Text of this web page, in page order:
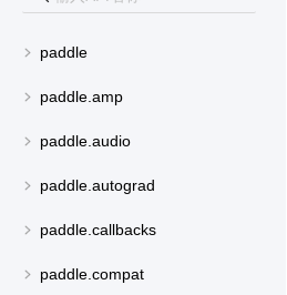
paddle
paddle.amp
paddle.audio
paddle.autograd
paddle.callbacks
paddle.compat